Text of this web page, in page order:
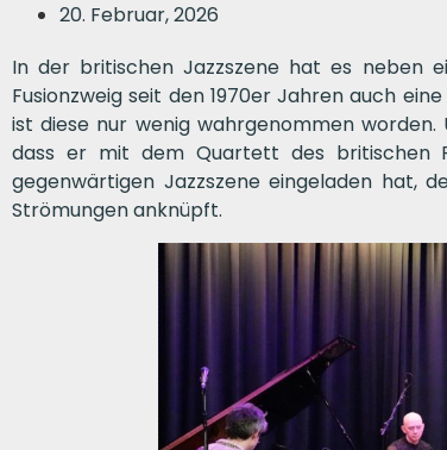
20. Februar, 2026
In der britischen Jazzszene hat es neben
Fusionzweig seit den 1970er Jahren auch
ist diese nur wenig wahrgenommen
dass er mit dem Quartett des britischen
gegenwärtigen Jazzszene eingeladen hat,
Strömungen anknüpft.